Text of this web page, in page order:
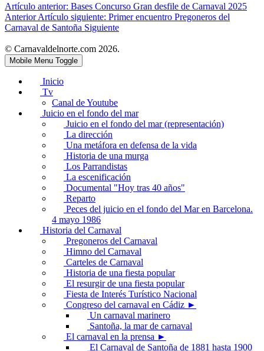
Artículo anterior: Bases Concurso Gran desfile de Carnaval 2025
Anterior Artículo siguiente: Primer encuentro Pregoneros del
Carnaval de Santoña Siguiente
© Carnavaldelnorte.com 2026.
Mobile Menu Toggle
Inicio
Tv
Canal de Youtube
Juicio en el fondo del mar
Juicio en el fondo del mar (representación)
La dirección
Una metáfora en defensa de la vida
Historia de una murga
Los Parrandistas
La escenificación
Documental "Hoy tras 40 años"
Reparto
Peces del juicio en el fondo del Mar en Barcelona.
4 mayo 1986
Historia del Carnaval
Pregoneros del Carnaval
Himno del Carnaval
Carteles de Carnaval
Historia de una fiesta popular
El resurgir de una fiesta popular
Fiesta de Interés Turístico Nacional
Congreso del carnaval en Cádiz ►
Un carnaval marinero
Santoña, la mar de carnaval
El carnaval en la prensa ►
El Carnaval de Santoña de 1881 hasta 1900